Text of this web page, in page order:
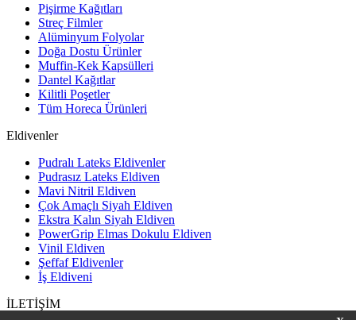
Pişirme Kağıtları
Streç Filmler
Alüminyum Folyolar
Doğa Dostu Ürünler
Muffin-Kek Kapsülleri
Dantel Kağıtlar
Kilitli Poşetler
Tüm Horeca Ürünleri
Eldivenler
Pudralı Lateks Eldivenler
Pudrasız Lateks Eldiven
Mavi Nitril Eldiven
Çok Amaçlı Siyah Eldiven
Ekstra Kalın Siyah Eldiven
PowerGrip Elmas Dokulu Eldiven
Vinil Eldiven
Şeffaf Eldivenler
İş Eldiveni
İLETİŞİM